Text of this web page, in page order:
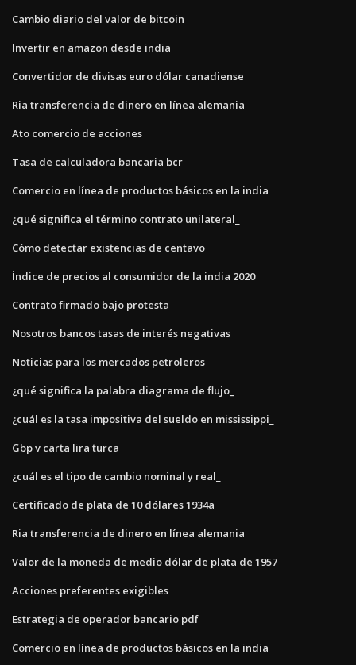
Cambio diario del valor de bitcoin
Invertir en amazon desde india
Convertidor de divisas euro dólar canadiense
Ria transferencia de dinero en línea alemania
Ato comercio de acciones
Tasa de calculadora bancaria bcr
Comercio en línea de productos básicos en la india
¿qué significa el término contrato unilateral_
Cómo detectar existencias de centavo
Índice de precios al consumidor de la india 2020
Contrato firmado bajo protesta
Nosotros bancos tasas de interés negativas
Noticias para los mercados petroleros
¿qué significa la palabra diagrama de flujo_
¿cuál es la tasa impositiva del sueldo en mississippi_
Gbp v carta lira turca
¿cuál es el tipo de cambio nominal y real_
Certificado de plata de 10 dólares 1934a
Ria transferencia de dinero en línea alemania
Valor de la moneda de medio dólar de plata de 1957
Acciones preferentes exigibles
Estrategia de operador bancario pdf
Comercio en línea de productos básicos en la india